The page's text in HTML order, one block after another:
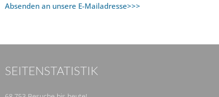
Absenden an unsere E-Mailadresse>>>
SEITENSTATISTIK